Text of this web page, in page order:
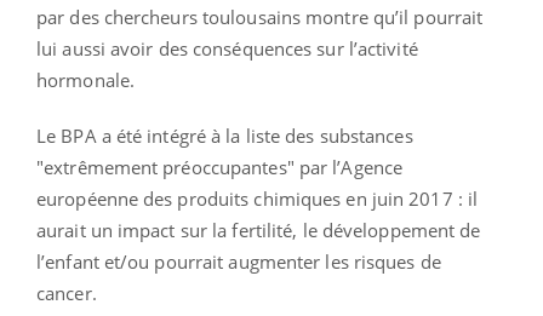
par des chercheurs toulousains montre qu’il pourrait
lui aussi avoir des conséquences sur l’activité
hormonale.
Le BPA a été intégré à la liste des substances
"extrêmement préoccupantes" par l’Agence
européenne des produits chimiques en juin 2017 : il
aurait un impact sur la fertilité, le développement de
l’enfant et/ou pourrait augmenter les risques de
cancer.